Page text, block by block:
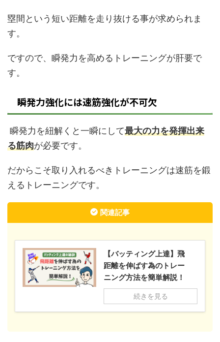
塁間という短い距離を走り抜ける事が求められま
す。
ですので、瞬発力を高めるトレーニングが肝要で
す。
瞬発力強化には速筋強化が不可欠
瞬発力を紐解くと一瞬にして最大の力を発揮出来
る筋肉が必要です。
だからこそ取り入れるべきトレーニングは速筋を鍛
えるトレーニングです。
関連記事
【バッティング上達】飛
距離を伸ばす為のトレー
ニング方法を簡単解説！
続きを見る